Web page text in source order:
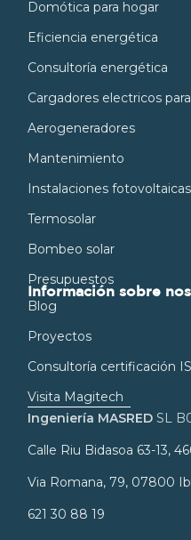
Domótica para hogar
Eficiencia energética
Consultoría energética
Cargadores electricos
Aerogeneradores
Mantenimiento
Instalaciones fotovoltaicas
Termosolar
Bombeo solar
Presupuestos
Información sobre
Blog
Proyectos
Consultoría certificación
Visita Magitech
Ingeniería MASRED SL
Calle Riu Bidasoa 63-13,
Via Romana, 79, 07800
621 30 88 19